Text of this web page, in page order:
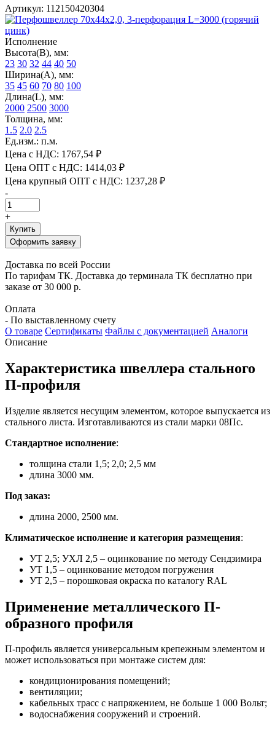
Артикул: 112150420304
Исполнение
Высота(В), мм:
23 30 32 44 40 50
Ширина(А), мм:
35 45 60 70 80 100
Длина(L), мм:
2000 2500 3000
Толщина, мм:
1.5 2.0 2.5
Ед.изм.: п.м.
Цена с НДС: 1767,54 ₽
Цена ОПТ с НДС: 1414,03 ₽
Цена крупный ОПТ с НДС: 1237,28 ₽
-
+
Купить
Оформить заявку
Доставка по всей России
По тарифам ТК. Доставка до терминала ТК бесплатно при
заказе от 30 000 р.
Оплата
- По выставленному счету
О товаре Сертификаты Файлы с документацией Аналоги
Описание
Характеристика швеллера стального
П-профиля
Изделие является несущим элементом, которое выпускается из
стального листа. Изготавливаются из стали марки 08Пс.
Стандартное исполнение:
толщина стали 1,5; 2,0; 2,5 мм
длина 3000 мм.
Под заказ:
длина 2000, 2500 мм.
Климатическое исполнение и категория размещения:
УТ 2,5; УХЛ 2,5 – оцинкование по методу Сендзимира
УТ 1,5 – оцинкование методом погружения
УТ 2,5 – порошковая окраска по каталогу RAL
Применение металлического П-
образного профиля
П-профиль является универсальным крепежным элементом и
может использоваться при монтаже систем для:
кондиционирования помещений;
вентиляции;
кабельных трасс с напряжением, не больше 1 000 Вольт;
водоснабжения сооружений и строений.